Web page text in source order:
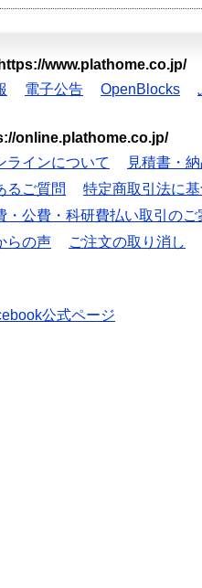
https://www.plathome.co.jp/
電子公告 OpenBlocks
online.plathome.co.jp/
ラインについて
見積書・
るご質問
特定商取引法に
・公費・科研費払い取引のご
らの声 ご注文の取り消し
公式ページ